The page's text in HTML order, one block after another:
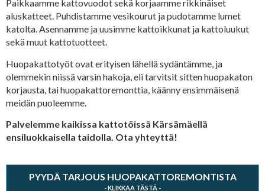
Paikkaamme kattovuodot sekä korjaamme rikkinäiset
aluskatteet. Puhdistamme vesikourut ja pudotamme lumet
katolta. Asennamme ja uusimme kattoikkunat ja kattoluukut
sekä muut kattotuotteet.
Huopakattotyöt ovat erityisen lähellä sydäntämme, ja
olemmekin niissä varsin hakoja, eli tarvitsit sitten huopakaton
korjausta, tai huopakattoremonttia, käänny ensimmäisenä
meidän puoleemme.
Palvelemme kaikissa kattotöissä Kärsämäellä
ensiluokkaisella taidolla. Ota yhteyttä!
PYYDÄ TARJOUS HUOPAKATTOREMONTISTA